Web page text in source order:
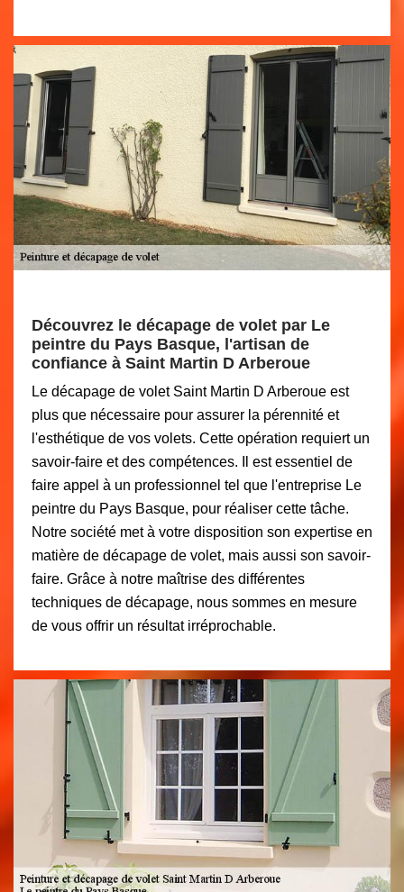
Découvrez le décapage de volet par Le
peintre du Pays Basque, l'artisan de
confiance à Saint Martin D Arberoue
Le décapage de volet Saint Martin D Arberoue est
plus que nécessaire pour assurer la pérennité et
l'esthétique de vos volets. Cette opération requiert un
savoir-faire et des compétences. Il est essentiel de
faire appel à un professionnel tel que l'entreprise Le
peintre du Pays Basque, pour réaliser cette tâche.
Notre société met à votre disposition son expertise en
matière de décapage de volet, mais aussi son savoir-
faire. Grâce à notre maîtrise des différentes
techniques de décapage, nous sommes en mesure
de vous offrir un résultat irréprochable.